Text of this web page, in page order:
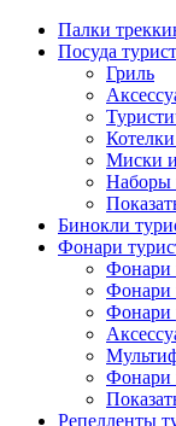
Палки
Посуда
Гриль
Миски и
Наборы
Бинокли
Фонари
Фонари
Фонари
Фонари
Фонари
Репелленты